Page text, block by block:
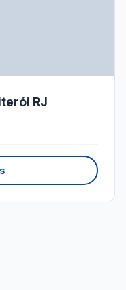
RJ